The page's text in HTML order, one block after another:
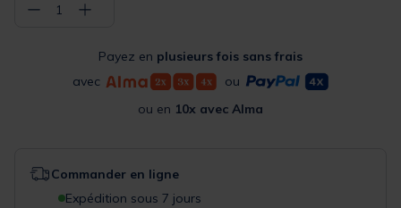
− 1 +
Payez en plusieurs fois sans frais
avec
ou
ou en 10x avec Alma
Commander en ligne
Expédition sous 7 jours